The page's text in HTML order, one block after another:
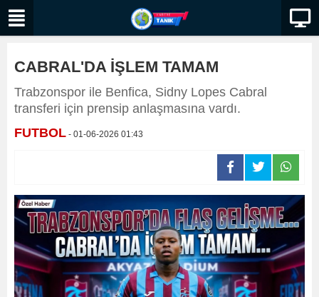
CABRAL'DA İŞLEM TAMAM
Trabzonspor ile Benfica, Sidny Lopes Cabral
transferi için prensip anlaşmasına vardı.
FUTBOL - 01-06-2026 01:43